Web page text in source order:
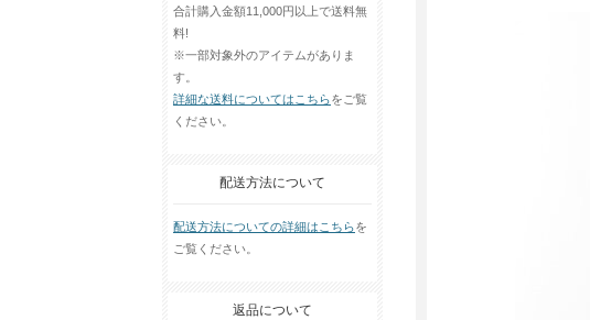
合計購入金額11,000円以上で送料無
料!
※一部対象外のアイテムがありま
す。
詳細な送料についてはこちらをご覧
ください。
配送方法について
配送方法についての詳細はこちらを
ご覧ください。
返品について